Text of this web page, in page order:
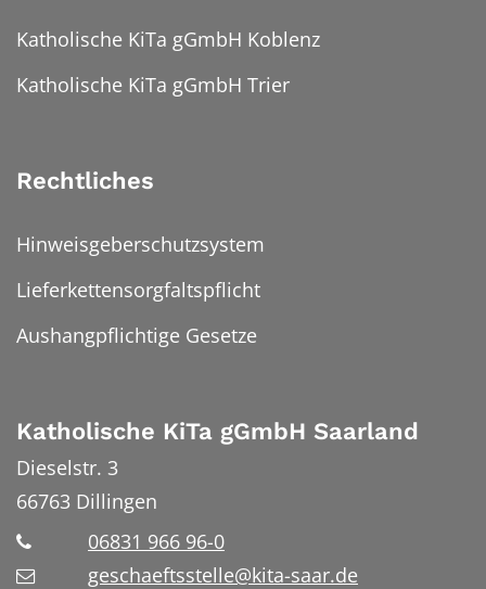
Katholische KiTa gGmbH Koblenz
Katholische KiTa gGmbH Trier
Rechtliches
Hinweisgeberschutzsystem
Lieferkettensorgfaltspflicht
Aushangpflichtige Gesetze
Katholische KiTa gGmbH Saarland
Dieselstr. 3
66763 Dillingen
06831 966 96-0
geschaeftsstelle@kita-saar.de